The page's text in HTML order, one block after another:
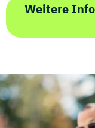
Weitere